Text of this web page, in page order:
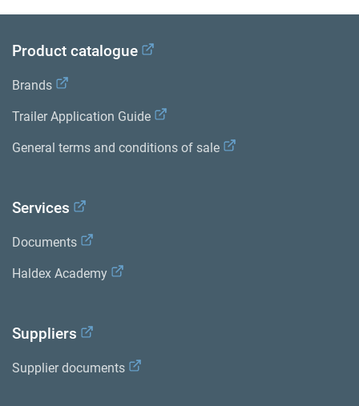
Product catalogue
Brands
Trailer Application Guide
General terms and conditions of sale
Services
Documents
Haldex Academy
Suppliers
Supplier documents